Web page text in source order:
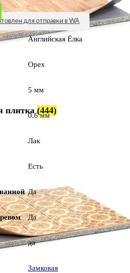
плитка(444)
для отправки в WA
Английская Ёлка
Орех
5 мм
0.6 мм
Лак
Есть
Да
Да
да
Замковая